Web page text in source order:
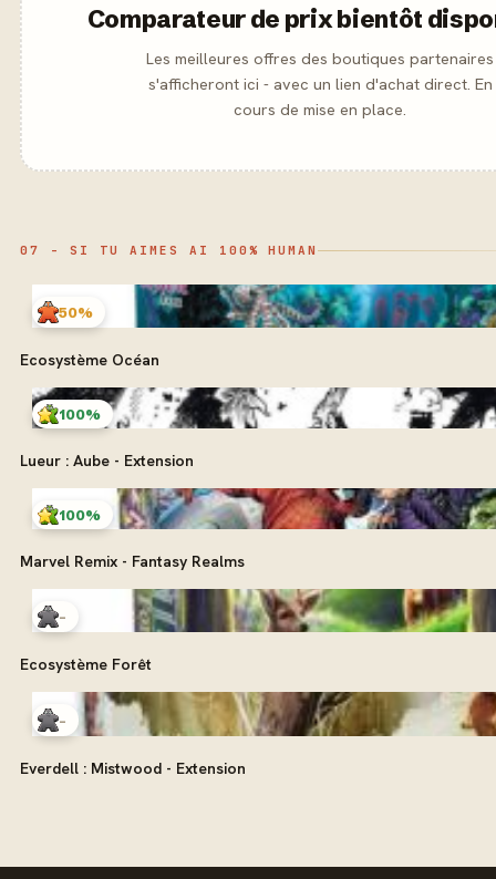
Comparateur de prix bientôt
Les meilleures offres des boutiques partenaires
s'afficheront ici - avec un lien d'achat direct. En
cours de mise en place.
07 - SI TU AIMES AI 100% HUMAN
50%
Ecosystème Océan
100%
Lueur : Aube - Extension
100%
Marvel Remix - Fantasy Realms
-
Ecosystème Forêt
-
Everdell : Mistwood - Extension